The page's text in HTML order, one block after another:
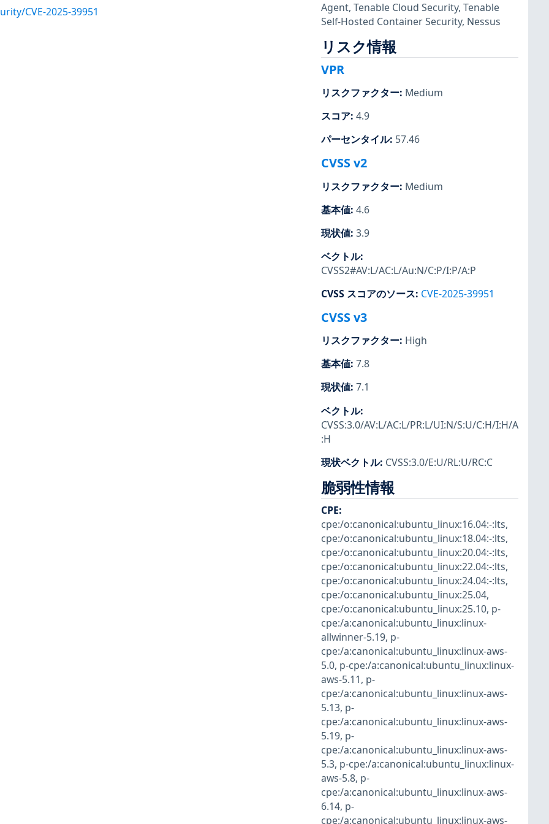
CVE-2025-39951 Agent, Tenable Cloud Security, Tenable
Self-Hosted Container Security, Nessus
リスク情報
VPR
リスクファクター: Medium
スコア: 4.9
パーセンタイル: 57.46
CVSS v2
リスクファクター: Medium
基本値: 4.6
現状値: 3.9
ベクトル:
CVSS2#AV:L/AC:L/Au:N/C:P/I:P/A:P
CVSS スコアのソース: CVE-2025-39951
CVSS v3
リスクファクター: High
基本値: 7.8
現状値: 7.1
ベクトル:
CVSS:3.0/AV:L/AC:L/PR:L/UI:N/S:U/C:H/I:H/A
:H
現状ベクトル: CVSS:3.0/E:U/RL:U/RC:C
脆弱性情報
CPE:
cpe:/o:canonical:ubuntu_linux:16.04:-:lts,
cpe:/o:canonical:ubuntu_linux:18.04:-:lts,
cpe:/o:canonical:ubuntu_linux:20.04:-:lts,
cpe:/o:canonical:ubuntu_linux:22.04:-:lts,
cpe:/o:canonical:ubuntu_linux:24.04:-:lts,
cpe:/o:canonical:ubuntu_linux:25.04,
cpe:/o:canonical:ubuntu_linux:25.10, p-
cpe:/a:canonical:ubuntu_linux:linux-
allwinner-5.19, p-
cpe:/a:canonical:ubuntu_linux:linux-aws-
5.0, p-cpe:/a:canonical:ubuntu_linux:linux-
aws-5.11, p-
cpe:/a:canonical:ubuntu_linux:linux-aws-
5.13, p-
cpe:/a:canonical:ubuntu_linux:linux-aws-
5.19, p-
cpe:/a:canonical:ubuntu_linux:linux-aws-
5.3, p-cpe:/a:canonical:ubuntu_linux:linux-
aws-5.8, p-
cpe:/a:canonical:ubuntu_linux:linux-aws-
6.14, p-
cpe:/a:canonical:ubuntu_linux:linux-aws-